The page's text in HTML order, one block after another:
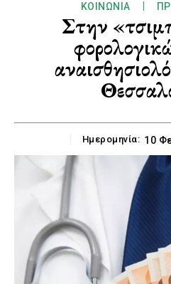
ΚΟΙΝΩΝΊΑ
Στην
Ημερομηνία: 10